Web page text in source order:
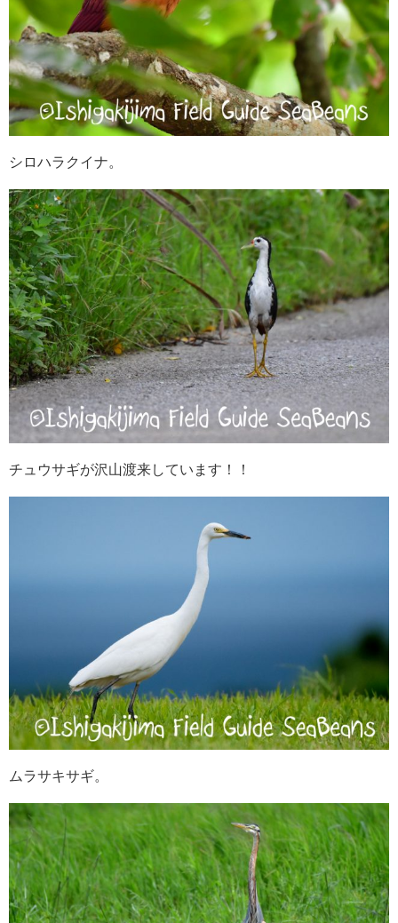
シロハラクイナ。
チュウサギが沢山渡来しています！！
ムラサキサギ。